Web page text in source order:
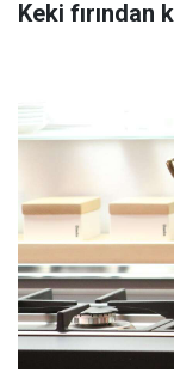
Keki fırından